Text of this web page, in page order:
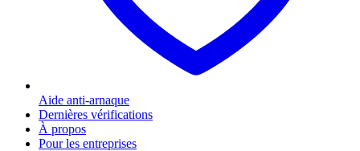
Aide anti-arnaque
Dernières vérifications
À propos
Pour les entreprises